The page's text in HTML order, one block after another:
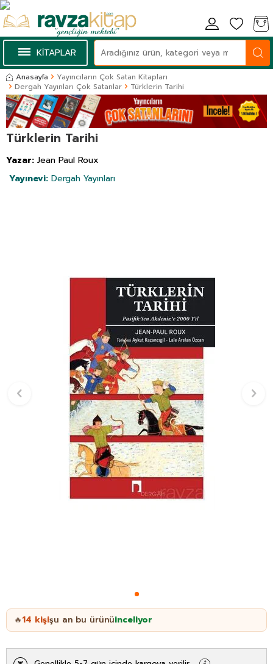
KİTAPLAR
Anasayfa
Yayıncıların Çok Satan Kitapları
Dergah Yayınları Çok Satanlar
Türklerin Tarihi
Türklerin Tarihi
Yazar: Jean Paul Roux
Yayınevi: Dergah Yayınları
🔥14 kişişu an bu ürünüinceliyor